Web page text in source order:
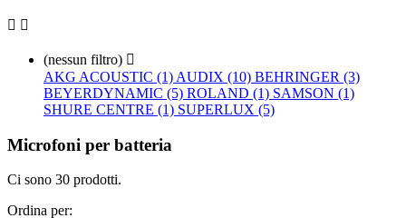
 
(nessun filtro) 
AKG ACOUSTIC (1) AUDIX (10) BEHRINGER (3)
BEYERDYNAMIC (5) ROLAND (1) SAMSON (1)
SHURE CENTRE (1) SUPERLUX (5)
Microfoni per batteria
Ci sono 30 prodotti.
Ordina per: